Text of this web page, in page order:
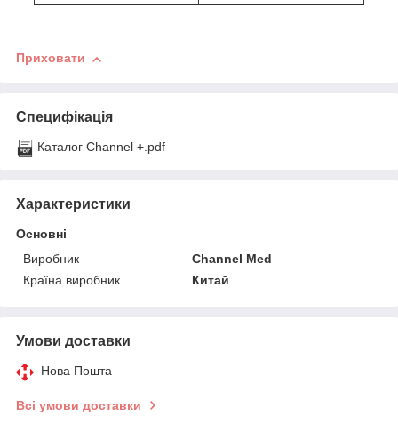
Приховати
Специфікація
Каталог Channеl +.pdf
Характеристики
Основні
Виробник
Channel Med
Країна виробник
Китай
Умови доставки
Нова Пошта
Всі умови доставки